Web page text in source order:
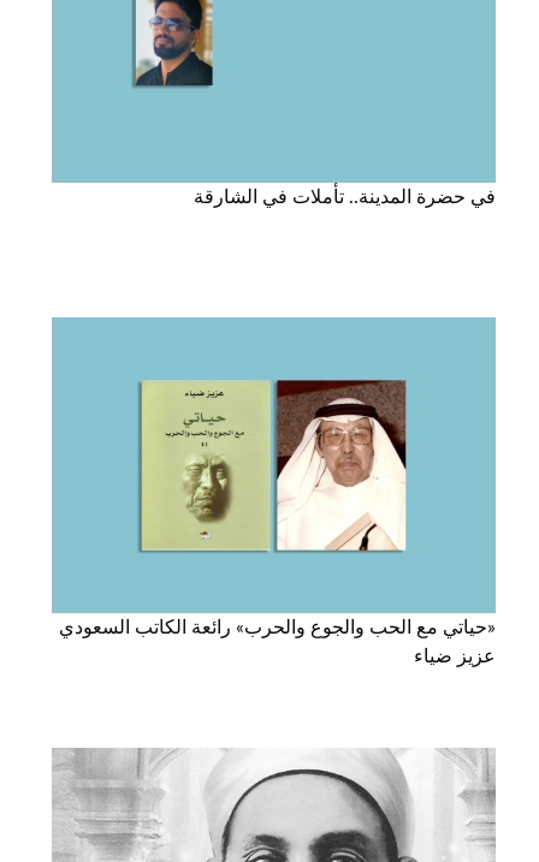
في حضرة المدينة.. تأملات في الشارقة
«حياتي مع الحب والجوع والحرب» رائعة الكاتب السعودي
عزيز ضياء